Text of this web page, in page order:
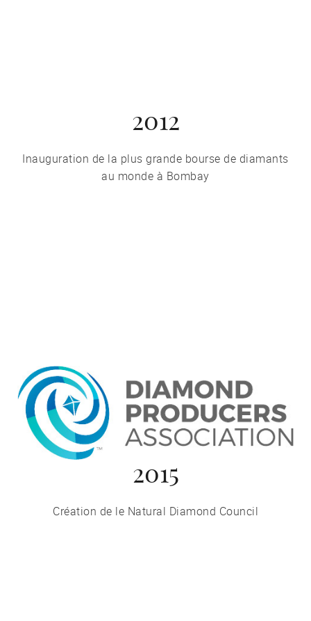
2012
Inauguration de la plus grande bourse de diamants
au monde à Bombay
2015
Création de le Natural Diamond Council